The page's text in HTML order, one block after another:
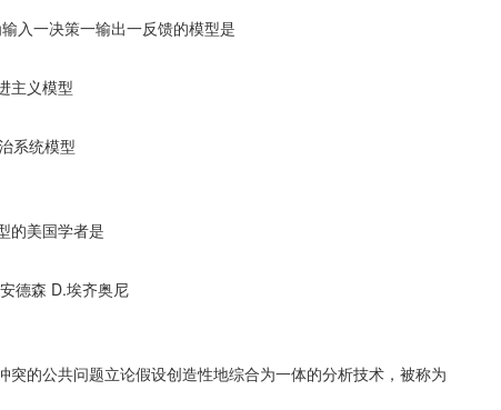
一决策一输出一反馈的模型是
义模型
系统模型
美国学者是
德森 D.埃齐奥尼
的公共问题立论假设创造性地综合为一体的分析技术，被称为